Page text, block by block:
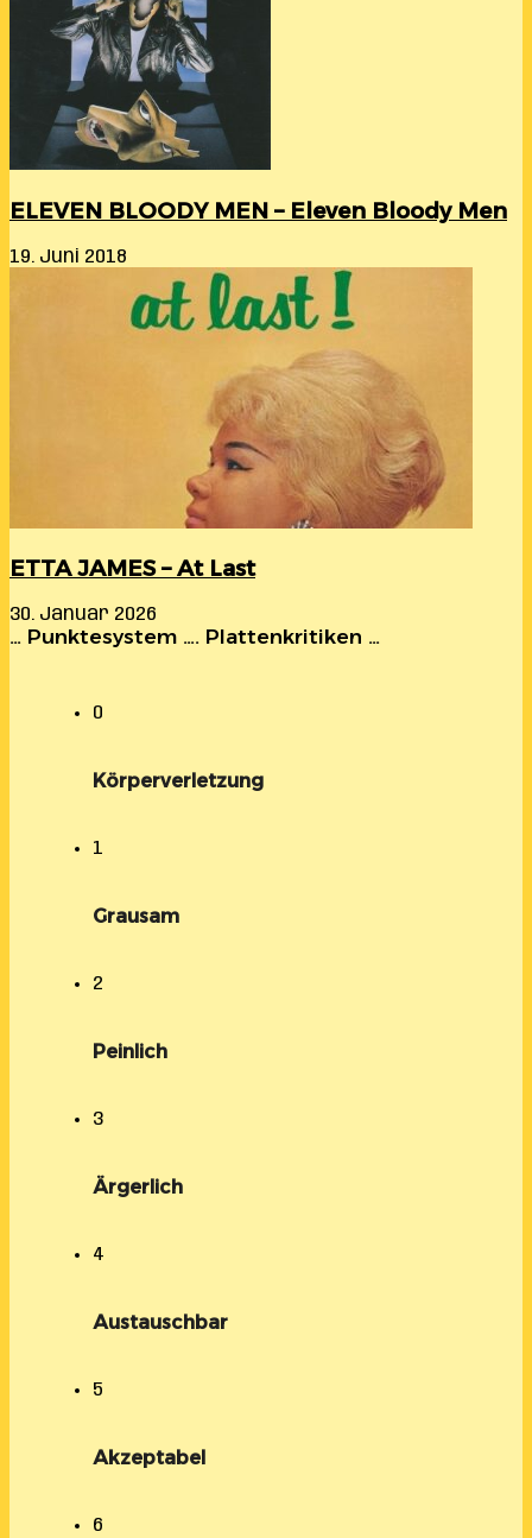
ELEVEN BLOODY MEN – Eleven Bloody Men
19. Juni 2018
ETTA JAMES – At Last
30. Januar 2026
… Punktesystem …. Plattenkritiken …
0
Körperverletzung
1
Grausam
2
Peinlich
3
Ärgerlich
4
Austauschbar
5
Akzeptabel
6